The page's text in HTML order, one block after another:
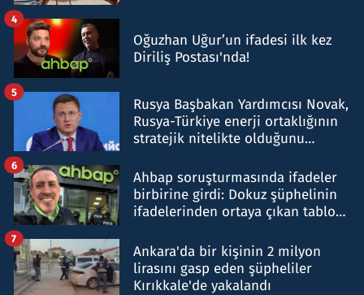
Oğuzhan Uğur’un ifadesi ilk kez
Diriliş Postası'nda!
4
Rusya Başbakan Yardımcısı Novak,
Rusya-Türkiye enerji ortaklığının
stratejik nitelikte olduğunu
5
Ahbap soruşturmasında ifadeler
birbirine girdi: Dokuz şüphelinin
ifadelerinden ortaya çıkan tablo
6
Ankara'da bir kişinin 2 milyon
lirasını gasp eden şüpheliler
Kırıkkale'de yakalandı
7